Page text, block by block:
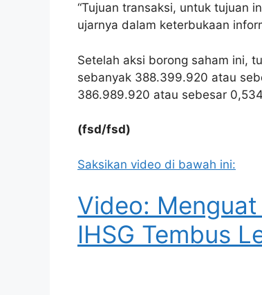
“Tujuan transaksi, untuk tujuan
ujarnya dalam keterbukaan
Setelah aksi borong saham ini,
sebanyak 388.399.920 atau
386.989.920 atau sebesar
(fsd/fsd)
Saksikan video di bawah ini:
Video:
IHSG Tembus